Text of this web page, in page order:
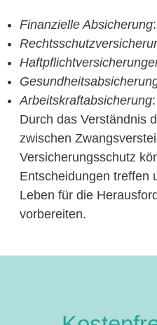
Finanzielle Absicherung:
Arbeitskraftabsicherung:
Durch das Verständnis
zwischen
Versicherungsschutz
Entscheidungen treffen
Leben für die
vorbereiten.